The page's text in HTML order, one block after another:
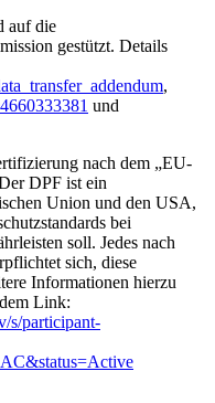
auf die
gestützt. Details
,
und
nach dem „EU-
DPF ist ein
Union und den USA,
bei
soll. Jedes nach
sich, diese
Informationen hierzu
Link:
s/participant-